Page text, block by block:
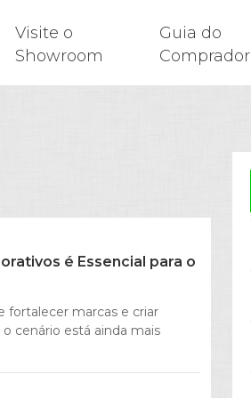
Visite o
Showroom
Guia do
Comprador
é Essencial para o
fortalecer marcas e criar
cenário está ainda mais